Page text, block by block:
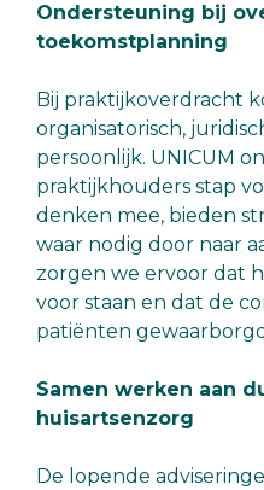
Ondersteuning bij
toekomstplanning
Bij praktijkoverdracht
organisatorisch,
persoonlijk. UNICUM
praktijkhouders stap
denken mee, bieden
waar nodig door naar
zorgen we ervoor dat
voor staan en dat de
patiënten
Samen werken aan
huisartsenzorg
De lopende